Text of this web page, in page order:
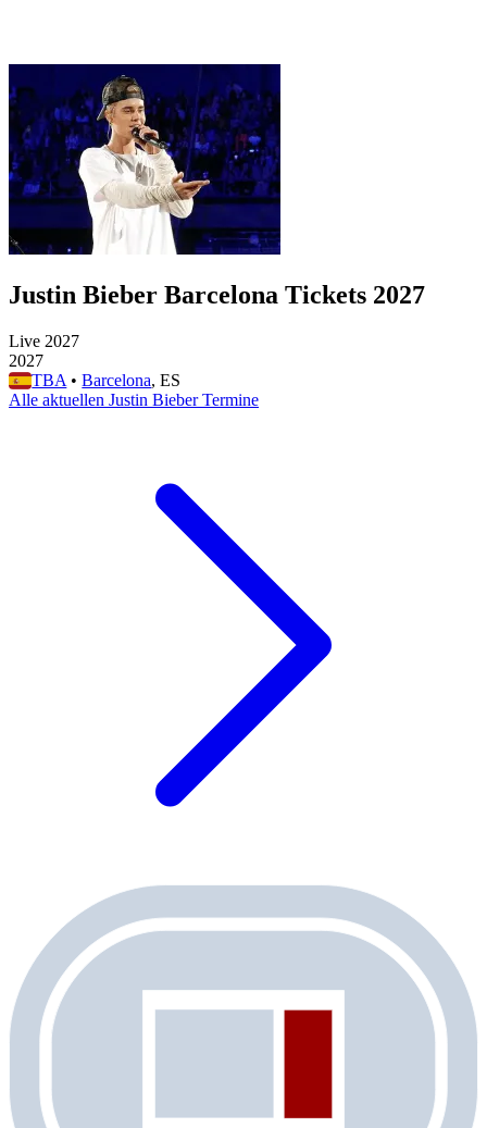
Justin Bieber Barcelona Tickets 2027
Live 2027
2027
TBA • Barcelona, ES
Alle aktuellen Justin Bieber Termine